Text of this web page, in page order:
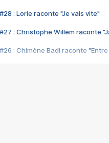
#28 : Lorie raconte "Je vais vite"
#27 : Christophe Willem raconte
#26 : Chimène Badi raconte